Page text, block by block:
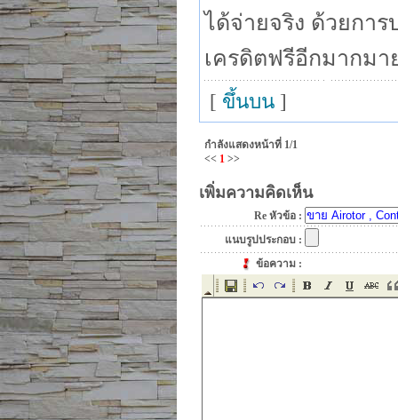
ได้จ่ายจริง ด้วยกา
เครดิตฟรีอีกมากมา
[ ขึ้นบน ]
กำลังแสดงหน้าที่ 1/1
<< 1 >>
เพิ่มความคิดเห็น
Re หัวข้อ :
แนบรูปประกอบ :
ข้อความ :